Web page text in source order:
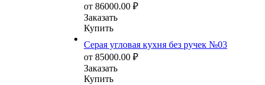
от 86000.00 ₽
Заказать
Купить
Серая угловая кухня без ручек №03
от 85000.00 ₽
Заказать
Купить